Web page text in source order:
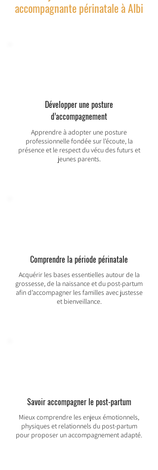
accompagnante périnatale à Albi
Développer une posture
d’accompagnement
Apprendre à adopter une posture
professionnelle fondée sur l’écoute, la
présence et le respect du vécu des futurs et
jeunes parents.
Comprendre la période périnatale
Acquérir les bases essentielles autour de la
grossesse, de la naissance et du post-partum
afin d’accompagner les familles avec justesse
et bienveillance.
Savoir accompagner le post-partum
Mieux comprendre les enjeux émotionnels,
physiques et relationnels du post-partum
pour proposer un accompagnement adapté.